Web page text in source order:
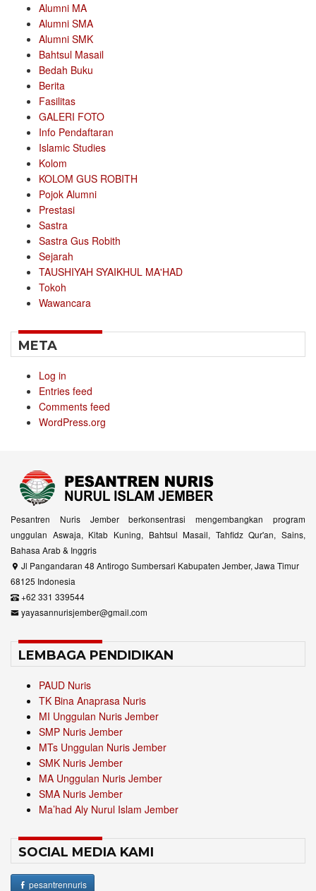
Alumni MA
Alumni SMA
Alumni SMK
Bahtsul Masail
Bedah Buku
Berita
Fasilitas
GALERI FOTO
Info Pendaftaran
Islamic Studies
Kolom
KOLOM GUS ROBITH
Pojok Alumni
Prestasi
Sastra
Sastra Gus Robith
Sejarah
TAUSHIYAH SYAIKHUL MA'HAD
Tokoh
Wawancara
META
Log in
Entries feed
Comments feed
WordPress.org
Pesantren Nuris Jember berkonsentrasi mengembangkan program
unggulan Aswaja, Kitab Kuning, Bahtsul Masail, Tahfidz Qur'an, Sains,
Bahasa Arab & Inggris
Jl Pangandaran 48 Antirogo Sumbersari Kabupaten Jember, Jawa Timur
68125 Indonesia
+62 331 339544
yayasannurisjember@gmail.com
LEMBAGA PENDIDIKAN
PAUD Nuris
TK Bina Anaprasa Nuris
MI Unggulan Nuris Jember
SMP Nuris Jember
MTs Unggulan Nuris Jember
SMK Nuris Jember
MA Unggulan Nuris Jember
SMA Nuris Jember
Ma’had Aly Nurul Islam Jember
SOCIAL MEDIA KAMI
pesantrennuris